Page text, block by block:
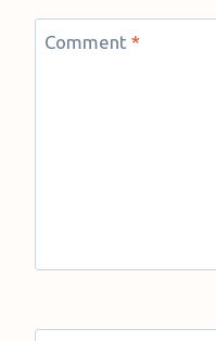
Comment *